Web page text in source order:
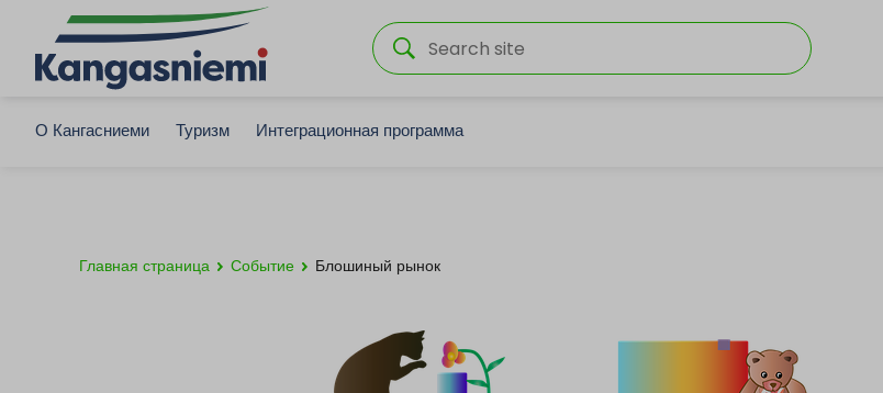
О Кангасниеми Туризм Интеграционная программа
Главная страница Событие Блошиный рынок